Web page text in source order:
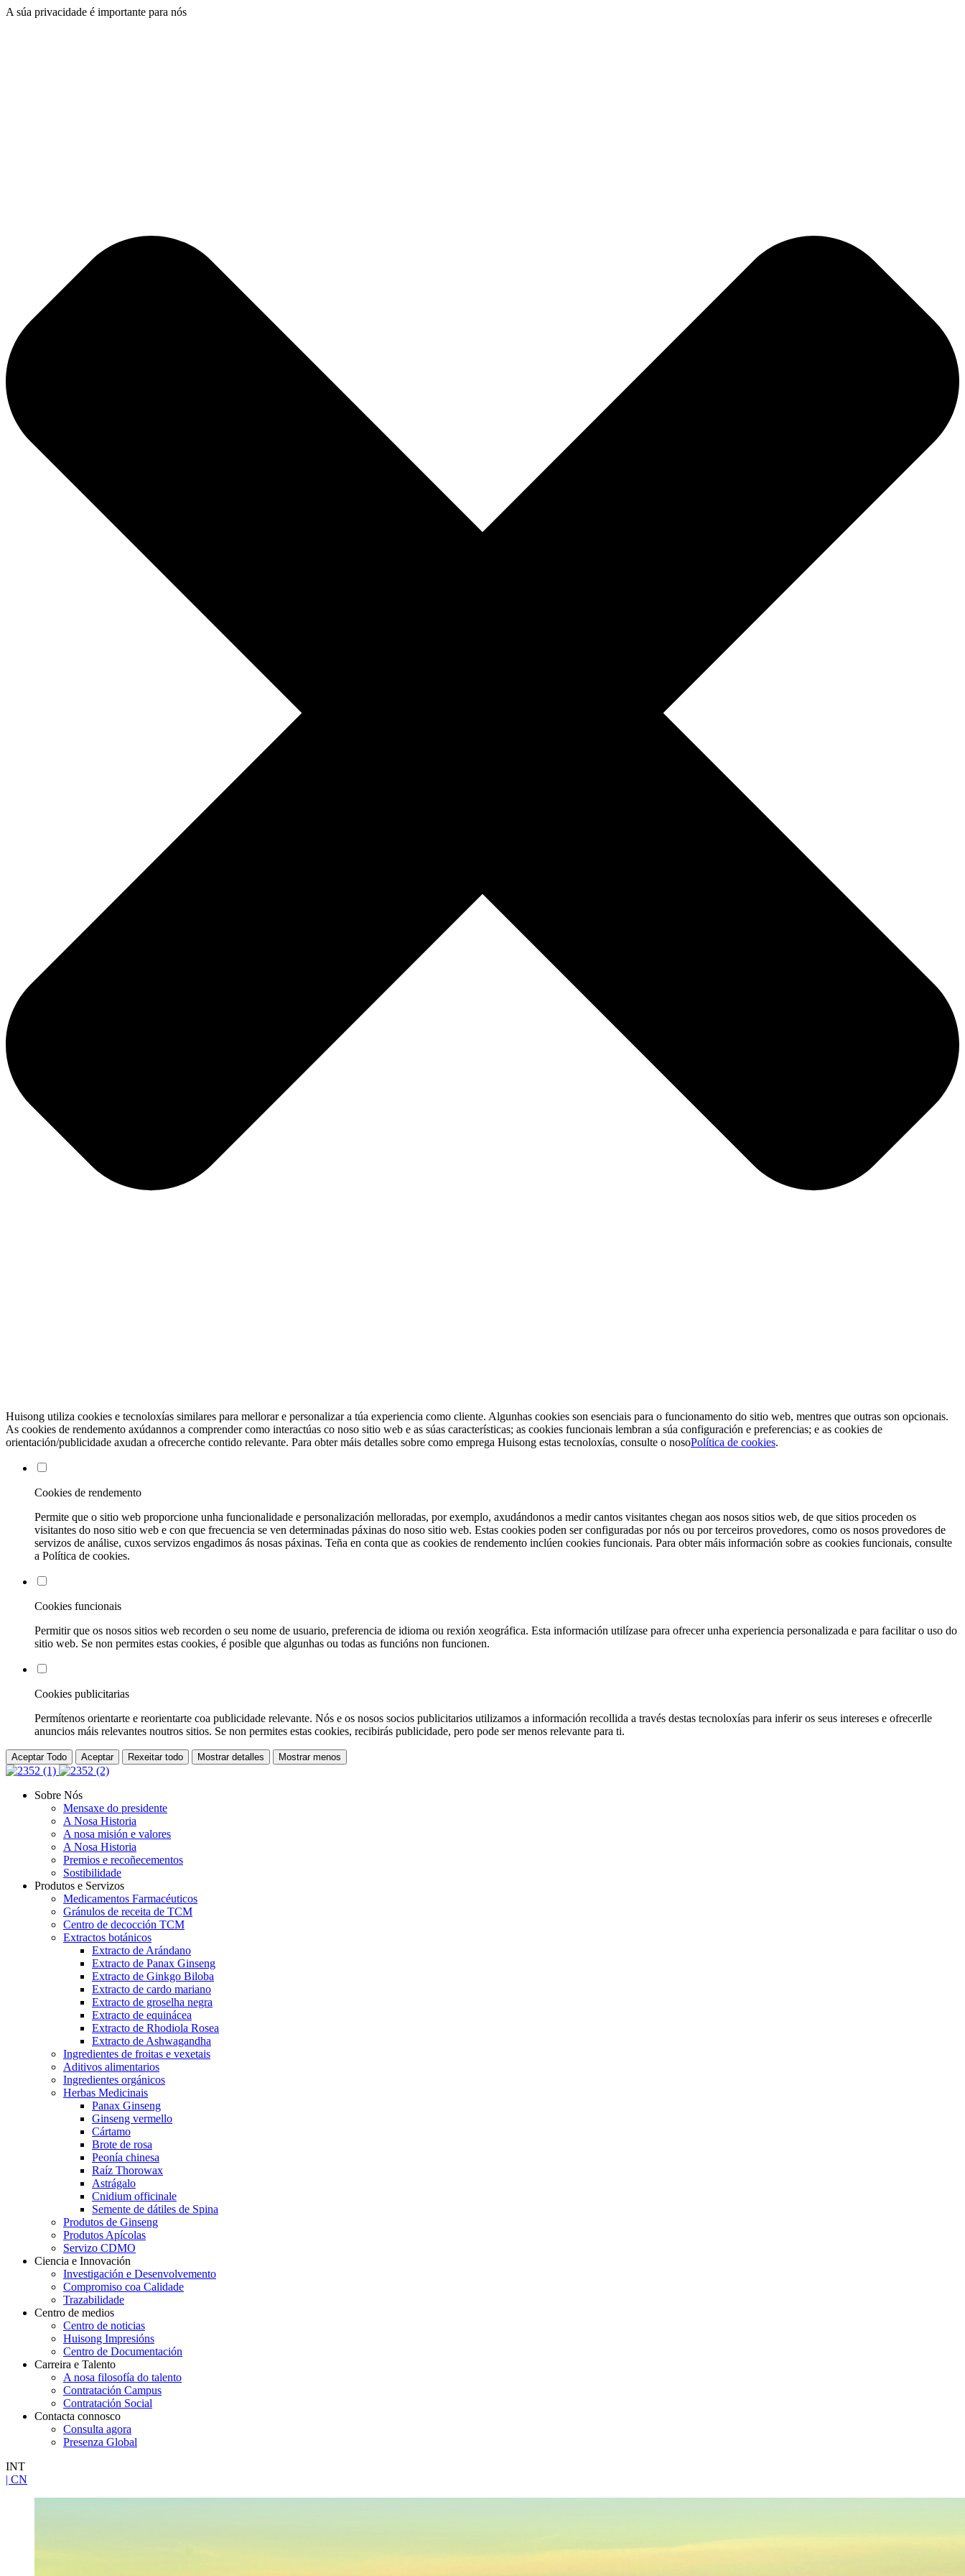
A súa privacidade é importante para nós
Huisong utiliza cookies e tecnoloxías similares para mellorar e personalizar a túa experiencia como cliente. Algunhas cookies son esenciais para o funcionamento do sitio web, mentres que outras son opcionais.
As cookies de rendemento axúdannos a comprender como interactúas co noso sitio web e as súas características; as cookies funcionais lembran a súa configuración e preferencias; e as cookies de
orientación/publicidade axudan a ofrecerche contido relevante. Para obter máis detalles sobre como emprega Huisong estas tecnoloxías, consulte o nosoPolítica de cookies.
Cookies de rendemento
Permite que o sitio web proporcione unha funcionalidade e personalización melloradas, por exemplo, axudándonos a medir cantos visitantes chegan aos nosos sitios web, de que sitios proceden os
visitantes do noso sitio web e con que frecuencia se ven determinadas páxinas do noso sitio web. Estas cookies poden ser configuradas por nós ou por terceiros provedores, como os nosos provedores de
servizos de análise, cuxos servizos engadimos ás nosas páxinas. Teña en conta que as cookies de rendemento inclúen cookies funcionais. Para obter máis información sobre as cookies funcionais, consulte
a Política de cookies.
Cookies funcionais
Permitir que os nosos sitios web recorden o seu nome de usuario, preferencia de idioma ou rexión xeográfica. Esta información utilízase para ofrecer unha experiencia personalizada e para facilitar o uso do
sitio web. Se non permites estas cookies, é posible que algunhas ou todas as funcións non funcionen.
Cookies publicitarias
Permítenos orientarte e reorientarte coa publicidade relevante. Nós e os nosos socios publicitarios utilizamos a información recollida a través destas tecnoloxías para inferir os seus intereses e ofrecerlle
anuncios máis relevantes noutros sitios. Se non permites estas cookies, recibirás publicidade, pero pode ser menos relevante para ti.
Aceptar Todo Aceptar Rexeitar todo Mostrar detalles Mostrar menos
Sobre Nós
Mensaxe do presidente
A Nosa Historia
A nosa misión e valores
A Nosa Historia
Premios e recoñecementos
Sostibilidade
Produtos e Servizos
Medicamentos Farmacéuticos
Gránulos de receita de TCM
Centro de decocción TCM
Extractos botánicos
Extracto de Arándano
Extracto de Panax Ginseng
Extracto de Ginkgo Biloba
Extracto de cardo mariano
Extracto de groselha negra
Extracto de equinácea
Extracto de Rhodiola Rosea
Extracto de Ashwagandha
Ingredientes de froitas e vexetais
Aditivos alimentarios
Ingredientes orgánicos
Herbas Medicinais
Panax Ginseng
Ginseng vermello
Cártamo
Brote de rosa
Peonía chinesa
Raíz Thorowax
Astrágalo
Cnidium officinale
Semente de dátiles de Spina
Produtos de Ginseng
Produtos Apícolas
Servizo CDMO
Ciencia e Innovación
Investigación e Desenvolvemento
Compromiso coa Calidade
Trazabilidade
Centro de medios
Centro de noticias
Huisong Impresións
Centro de Documentación
Carreira e Talento
A nosa filosofía do talento
Contratación Campus
Contratación Social
Contacta connosco
Consulta agora
Presenza Global
INT
| CN